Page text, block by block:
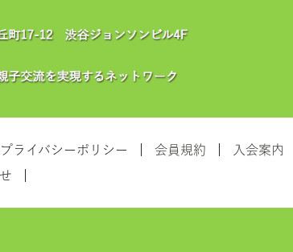
プライバシーポリシー 会員規約 入会案内